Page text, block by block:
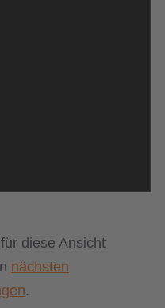
diese Ansicht
nächsten
.